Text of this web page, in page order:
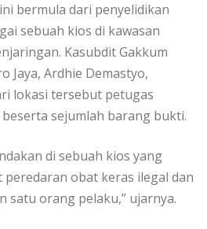
bermula dari penyelidikan
sebuah kios di kawasan
Kasubdit Gakkum
Jaya, Ardhie Demastyo,
lokasi tersebut petugas
sejumlah barang bukti.
di sebuah kios yang
obat keras ilegal dan
satu orang pelaku,” ujarnya.